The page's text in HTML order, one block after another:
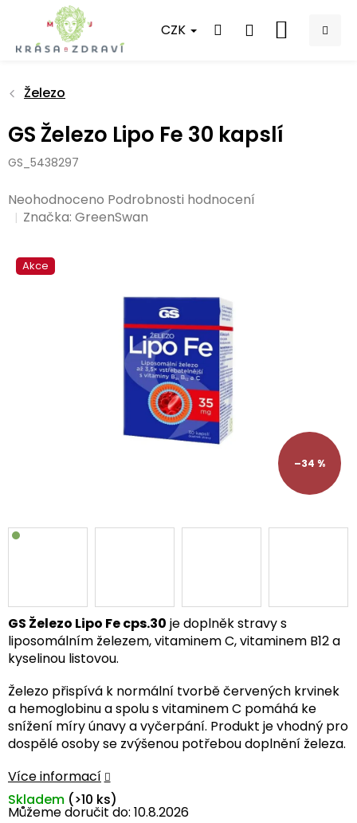
obsah
CZK
NÁKUPNÍ
Železo
GS Železo Lipo Fe 30 kapslí
GS_5438297
Průměrné
hodnocení
0,0
Neohodnoceno Podrobnosti hodnocení
Značka:GreenSwan
–34 %
Akce
GS Železo Lipo Fe cps.30 je doplněk stravy s
liposomálním železem, vitaminem C, vitaminem B12 a
kyselinou listovou.
Železo přispívá k normální tvorbě červených krvinek
a hemoglobinu a spolu s vitaminem C pomáhá ke
snížení míry únavy a vyčerpání. Produkt je vhodný pro
dospělé osoby se zvýšenou potřebou doplnění železa.
Více informací
Můžeme doručit do: 10.8.2026
Skladem (>10 ks)